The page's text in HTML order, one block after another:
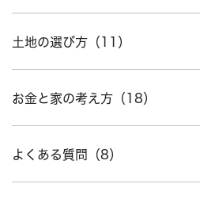
土地の選び方（11）
お金と家の考え方（18）
よくある質問（8）